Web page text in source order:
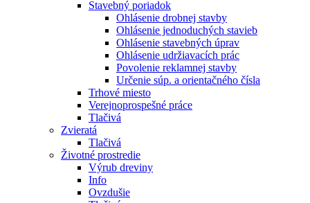
Stavebný poriadok
Ohlásenie drobnej stavby
Ohlásenie jednoduchých stavieb
Ohlásenie stavebných úprav
Ohlásenie udržiavacích prác
Povolenie reklamnej stavby
Určenie súp. a orientačného čísla
Trhové miesto
Verejnoprospešné práce
Tlačivá
Zvieratá
Tlačivá
Životné prostredie
Výrub dreviny
Info
Ovzdušie